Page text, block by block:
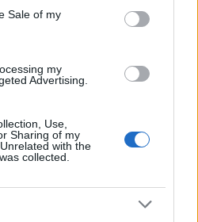
Sale of my
my
Advertising.
Use,
Sharing of my
with the
collected.
πατέντας drone
ισραηλινή άμυνα
της Χεζμπολάχ προκαλούν
στρατό.
Συντακτική
Ομάδα